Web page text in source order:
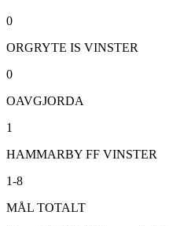
0
ORGRYTE IS VINSTER
0
OAVGJORDA
1
HAMMARBY FF VINSTER
1-8
MÅL TOTALT